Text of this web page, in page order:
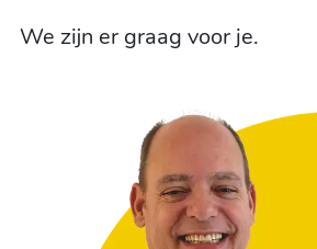
We zijn er graag voor je.